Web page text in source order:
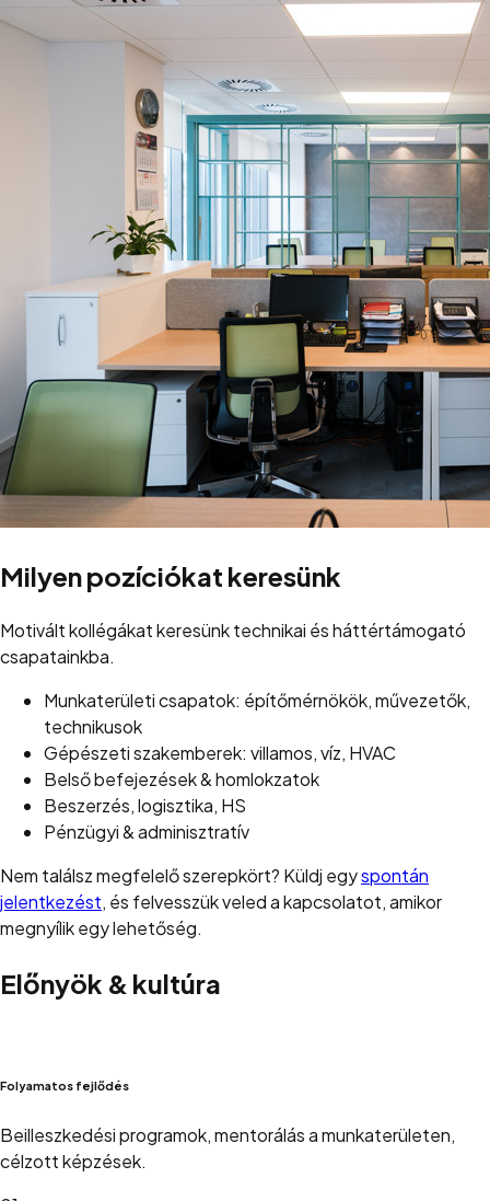
Milyen pozíciókat keresünk
Motivált kollégákat keresünk technikai és háttértámogató
csapatainkba.
Munkaterületi csapatok: építőmérnökök, művezetők,
technikusok
Gépészeti szakemberek: villamos, víz, HVAC
Belső befejezések & homlokzatok
Beszerzés, logisztika, HS
Pénzügyi & adminisztratív
Nem találsz megfelelő szerepkört? Küldj egyspontán
jelentkezést, és felvesszük veled a kapcsolatot, amikor
megnyílik egy lehetőség.
Előnyök & kultúra
Folyamatos fejlődés
Beilleszkedési programok, mentorálás a munkaterületen,
célzott képzések.